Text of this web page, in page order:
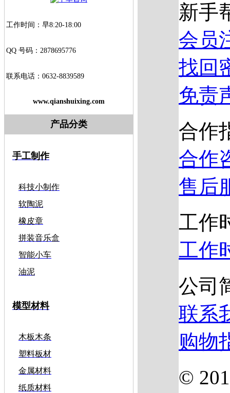
工作时间：早8:20-18:00
QQ 号码：2878695776
联系电话：0632-8839589
www.qianshuixing.com
产品分类
手工制作
科技小制作
软陶泥
橡皮章
拼装音乐盒
智能小车
油泥
模型材料
木板木条
塑料板材
金属材料
纸质材料
新手
会员
找回
免责
合作
合作
售后
工作
工作
公司
联系
购物
©